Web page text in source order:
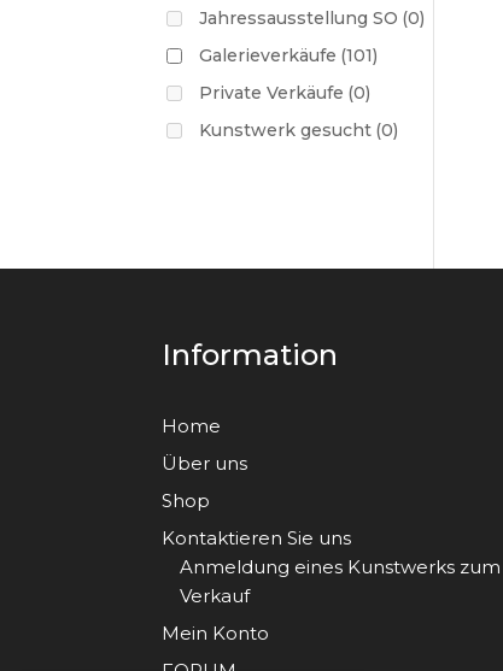
Jahressausstellung SO (0)
Galerieverkäufe (101)
Private Verkäufe (0)
Kunstwerk gesucht (0)
Information
Home
Über uns
Shop
Kontaktieren Sie uns
Anmeldung eines Kunstwerks zum
Verkauf
Mein Konto